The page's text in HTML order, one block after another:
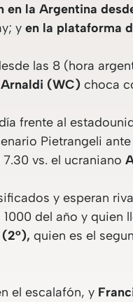
la Argentina
y en la plataforma
las 8 (hora
(WC) choca
frente al
Pietrangeli
vs. el ucraniano
y esperan
del año y quien
quien es el
el escalafón, y